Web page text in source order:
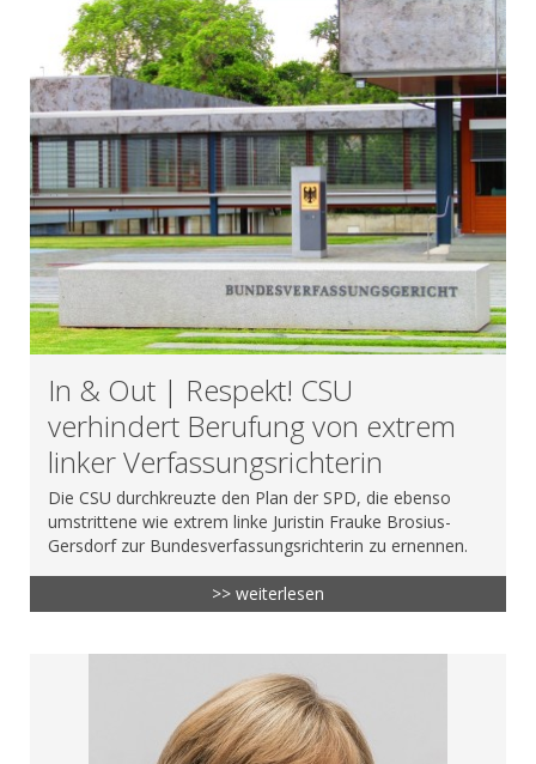
In & Out | Respekt! CSU
verhindert Berufung von extrem
linker Verfassungsrichterin
Die CSU durchkreuzte den Plan der SPD, die ebenso
umstrittene wie extrem linke Juristin Frauke Brosius-
Gersdorf zur Bundesverfassungsrichterin zu ernennen.
>> weiterlesen